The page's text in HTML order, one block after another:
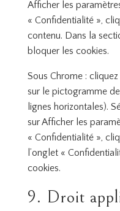
Afficher les
« Confidentialité »,
contenu. Dans la
bloquer les cookies.
Sous Chrome :
sur le pictogramme
lignes horizontales).
sur Afficher les
« Confidentialité »,
l’onglet «
cookies.
9. Droit